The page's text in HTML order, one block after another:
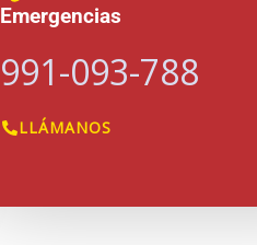
Emergencias
991-093-788
LLÁMANOS